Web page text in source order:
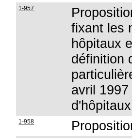
1-957
fixant les
hôpitaux
définition
avril
1-958